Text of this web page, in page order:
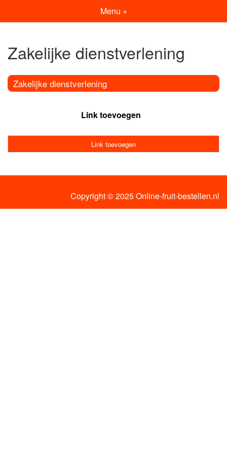
Menu +
Zakelijke dienstverlening
Zakelijke dienstverlening
Link toevoegen
Link toevoegen
Copyright © 2025 Online-fruit-bestellen.nl